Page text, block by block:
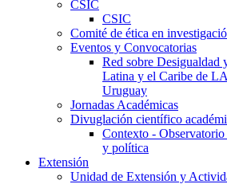
CSIC
CSIC
Comité de ética en
Eventos y Convocatorias
Red sobre Desigualdad
Latina y el Caribe de
Uruguay
Jornadas Académicas
Divuglación científico
Contexto -
y política
Extensión
Unidad de Extensión y